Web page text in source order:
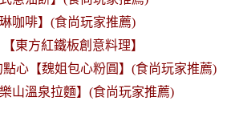
咖啡】(食尚玩家推薦)
東方紅鐵板創意料理】
心【魏姐包心粉圓 】 (食尚玩家推薦)
山溫泉拉麵】 (食尚玩家推薦)